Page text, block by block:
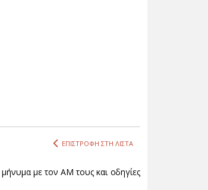
ΕΠΙΣΤΡΟΦΗ ΣΤΗ ΛΙΣΤΑ
με τον ΑΜ τους και οδηγίες